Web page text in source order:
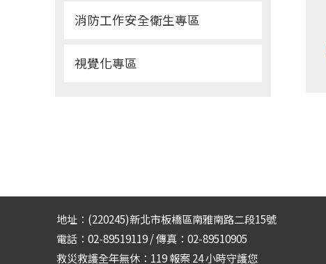
消防工作安全衛生專區
視覺化專區
地址：(220245)新北市板橋區南雅南路二段15號
電話：02-89519119 / 傳真：02-89510905
救災救護全年無休：119 報案 24 小時守護您